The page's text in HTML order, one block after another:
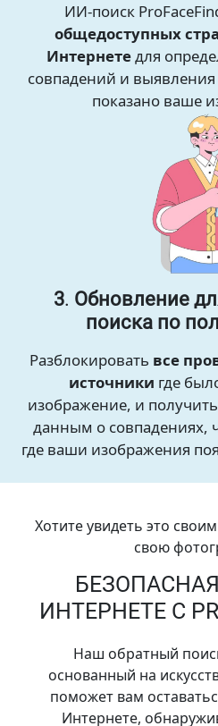
ИИ-поиск
общедоступных
Интернетедля
совпадений и
показано ваше
3. Обновление
поиска по
Разблокировать все
источники где
изображение, и
данным о совпадениях,
где ваши изображения
Хотите увидеть это
свою
ИНТЕРНЕТЕ С
Наш обратный
основанный на
поможет вам
Интернете,